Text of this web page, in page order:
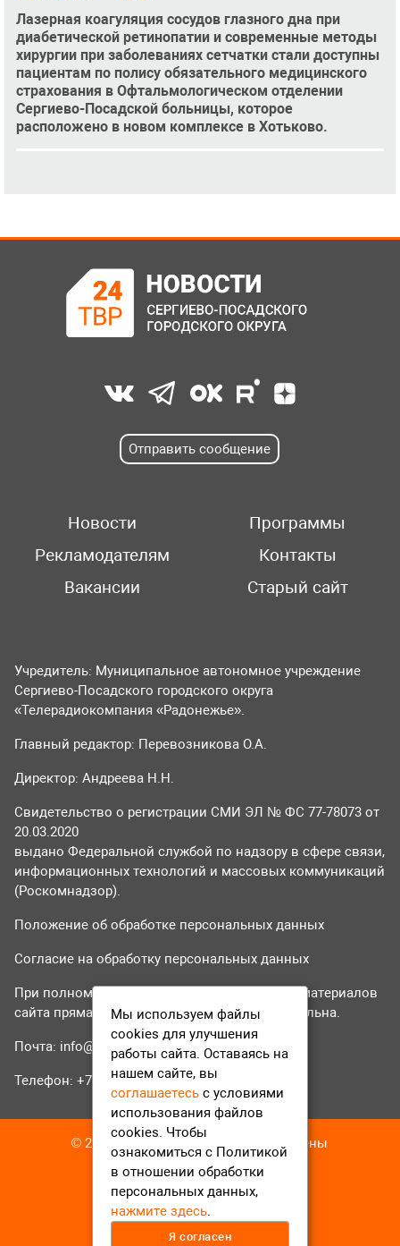
Лазерная коагуляция сосудов глазного дна при
диабетической ретинопатии и современные методы
хирургии при заболеваниях сетчатки стали доступны
пациентам по полису обязательного медицинского
страхования в Офтальмологическом отделении
Сергиево-Посадской больницы, которое
расположено в новом комплексе в Хотьково.
Отправить сообщение
Новости
Программы
Рекламодателям
Контакты
Вакансии
Старый сайт
Учредитель: Муниципальное автономное учреждение
Сергиево-Посадского городского округа
«Телерадиокомпания «Радонежье».
Главный редактор: Перевозникова О.А.
Директор: Андреева Н.Н.
Свидетельство о регистрации СМИ ЭЛ № ФС 77-78073 от
20.03.2020
выдано Федеральной службой по надзору в сфере связи,
информационных технологий и массовых коммуникаций
(Роскомнадзор).
Положение об обработке персональных данных
Согласие на обработку персональных данных
При полном или частичном использовании материалов
сайта прямая гиперссылка на tvr24.tv обязательна.
Почта: info@tvr24.tv
Телефон: +7 (496) 551-04-95
© 2016-2023 ТВР24 Все права защищены
Мы используем файлы
cookies для улучшения
работы сайта. Оставаясь на
нашем сайте, вы
соглашаетесь с условиями
использования файлов
cookies. Чтобы
ознакомиться с Политикой
в отношении обработки
персональных данных,
нажмите здесь.
Я согласен